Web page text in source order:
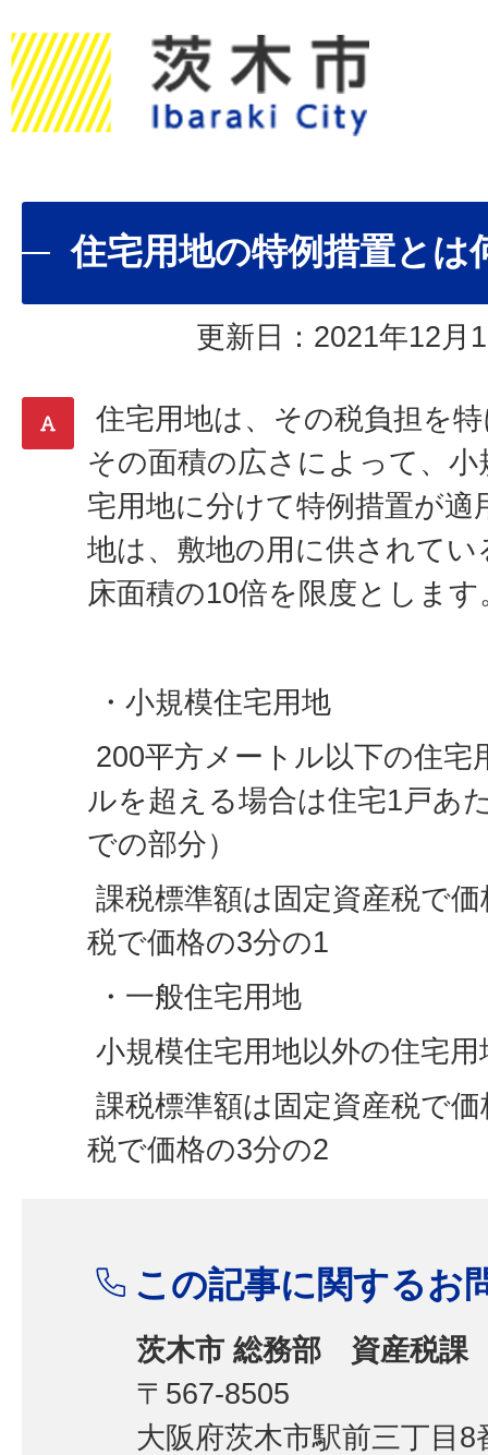
住宅用地の特例措置とは
更新日：2021年12月
住宅用地は、その税負担を
その面積の広さによって、
宅用地に分けて特例措置が適
地は、敷地の用に供されて
床面積の10倍を限度とします
・小規模住宅用地
200平方メートル以下の住宅
ルを超える場合は住宅1戸あ
での部分）
課税標準額は固定資産税で
税で価格の3分の1
・一般住宅用地
小規模住宅用地以外の住宅用
課税標準額は固定資産税で
税で価格の3分の2
この記事に関するお
茨木市 総務部 資産税課
〒567-8505
大阪府茨木市駅前三丁目8